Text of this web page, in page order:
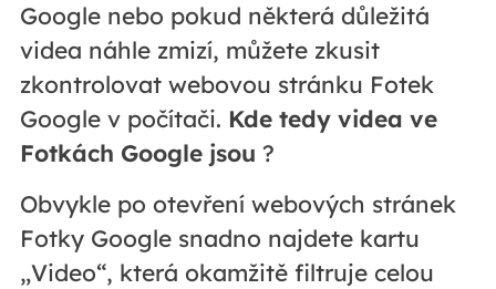
Google nebo pokud některá důležitá
videa náhle zmizí, můžete zkusit
zkontrolovat webovou stránku Fotek
Google v počítači. Kde tedy videa ve
Fotkách Google jsou ?
Obvykle po otevření webových stránek
Fotky Google snadno najdete kartu
„Video“, která okamžitě filtruje celou